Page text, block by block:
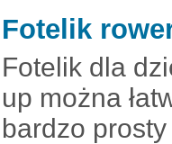
Fotelik
Fotelik dla
up można
bardzo